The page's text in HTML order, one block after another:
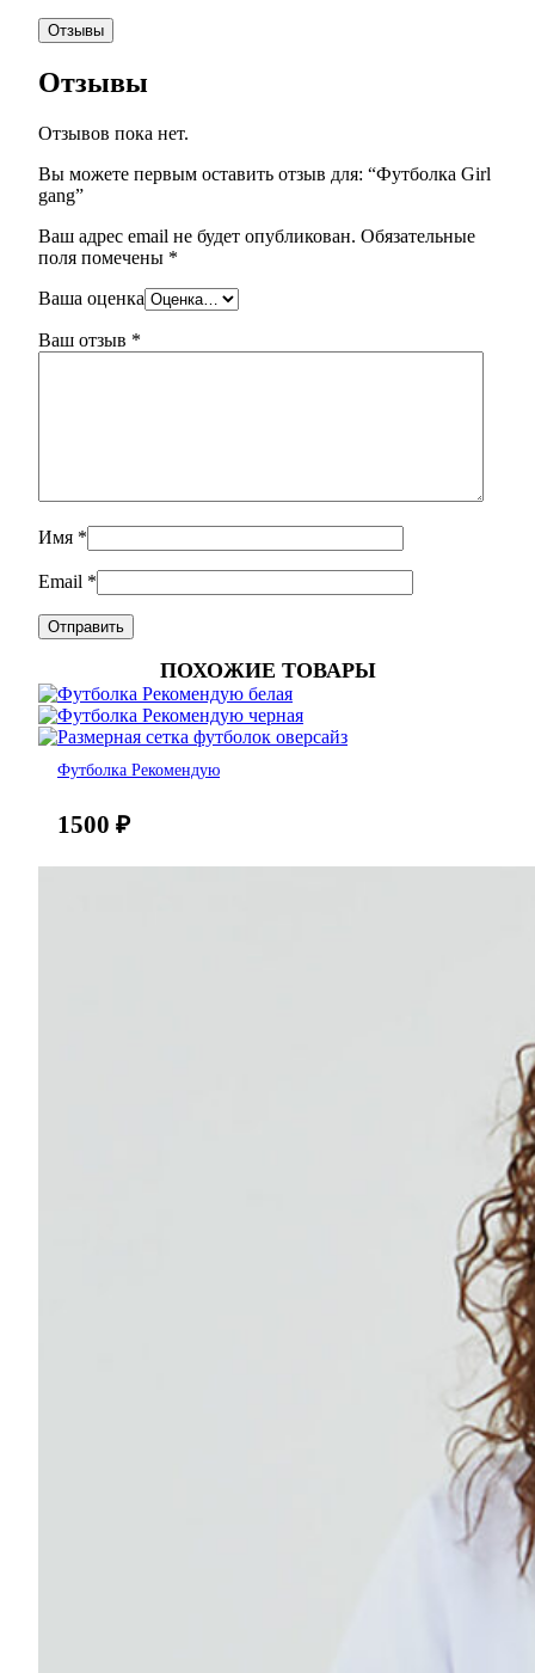
Отзывы
Отзывы
Отзывов пока нет.
Вы можете первым оставить отзыв для: “Футболка Girl
gang”
Ваш адрес email не будет опубликован. Обязательные
поля помечены *
Ваша оценка
Ваш отзыв *
Имя *
Email *
ПОХОЖИЕ ТОВАРЫ
Футболка Рекомендую
1500 ₽